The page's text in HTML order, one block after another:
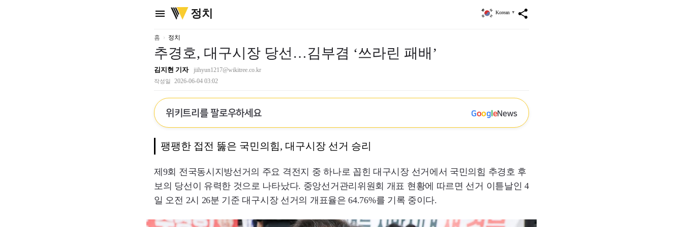
menu
위
키
정치 share
Korean ▼
홈 정치
추경호, 대구시장 당선…김부겸 ‘쓰라린 패배’
김지현 기자 jiihyun1217@wikitree.co.kr
작성일 2026-06-04 03:02
위키트리를 팔로우하세요 GoogleNews
팽팽한 접전 뚫은 국민의힘, 대구시장 선거 승리
제9회 전국동시지방선거의 주요 격전지 중 하나로 꼽힌 대구시장 선거에서 국민의힘 추경호 후
보의 당선이 유력한 것으로 나타났다. 중앙선거관리위원회 개표 현황에 따르면 선거 이튿날인 4
일 오전 2시 26분 기준 대구시장 선거의 개표율은 64.76%를 기록 중이다.